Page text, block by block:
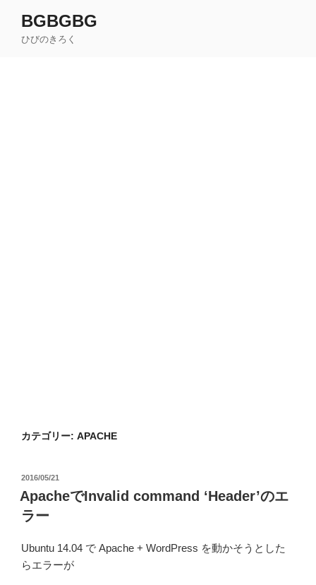
BGBGBG
ひびのきろく
カテゴリー: APACHE
投
稿
日:
2016/05/21
ApacheでInvalid command ‘Header’のエ
ラー
Ubuntu 14.04 で Apache + WordPress を動かそうとした
らエラーが